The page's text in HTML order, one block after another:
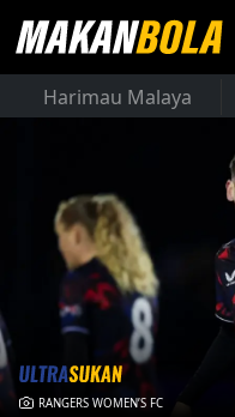
Harimau Malaya
RANGERS WOMEN’S FC